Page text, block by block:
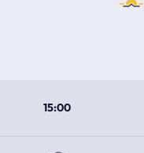
15:00